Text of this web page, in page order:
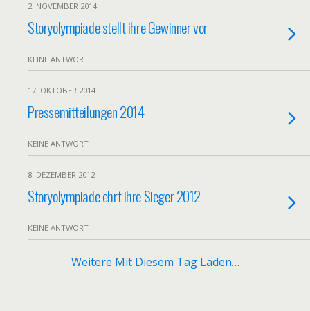
2. NOVEMBER 2014
Storyolympiade stellt ihre Gewinner vor
KEINE ANTWORT
17. OKTOBER 2014
Pressemitteilungen 2014
KEINE ANTWORT
8. DEZEMBER 2012
Storyolympiade ehrt ihre Sieger 2012
KEINE ANTWORT
Weitere Mit Diesem Tag Laden…